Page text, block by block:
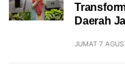
Daerah
JUMAT 7